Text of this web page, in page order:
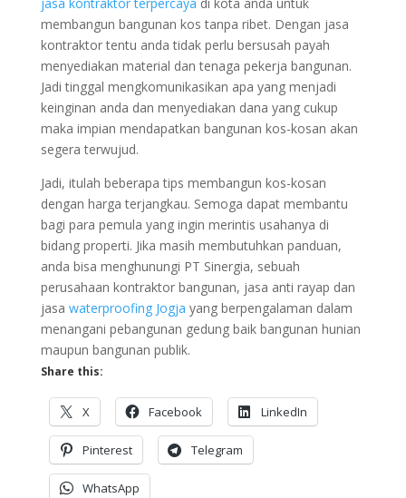
membangun bangunan kos tanpa ribet. Dengan jasa
kontraktor tentu anda tidak perlu bersusah payah
menyediakan material dan tenaga pekerja bangunan.
Jadi tinggal mengkomunikasikan apa yang menjadi
keinginan anda dan menyediakan dana yang cukup
maka impian mendapatkan bangunan kos-kosan akan
segera terwujud.
Jadi, itulah beberapa tips membangun kos-kosan
dengan harga terjangkau. Semoga dapat membantu
bagi para pemula yang ingin merintis usahanya di
bidang properti. Jika masih membutuhkan panduan,
anda bisa menghunungi PT Sinergia, sebuah
perusahaan kontraktor bangunan, jasa anti rayap dan
jasa waterproofing Jogja yang berpengalaman dalam
menangani pebangunan gedung baik bangunan hunian
maupun bangunan publik.
Share this:
X Facebook LinkedIn
Pinterest Telegram
WhatsApp